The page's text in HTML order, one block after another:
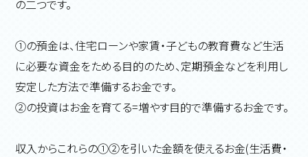
の二つです。
①の預金は、住宅ローンや家賃・子どもの教育費など生活
に必要な資金をためる目的のため、定期預金などを利用し
安定した方法で準備するお金です。
②の投資はお金を育てる=増やす目的で準備するお金です。
収入からこれらの①②を引いた金額を使えるお金(生活費・